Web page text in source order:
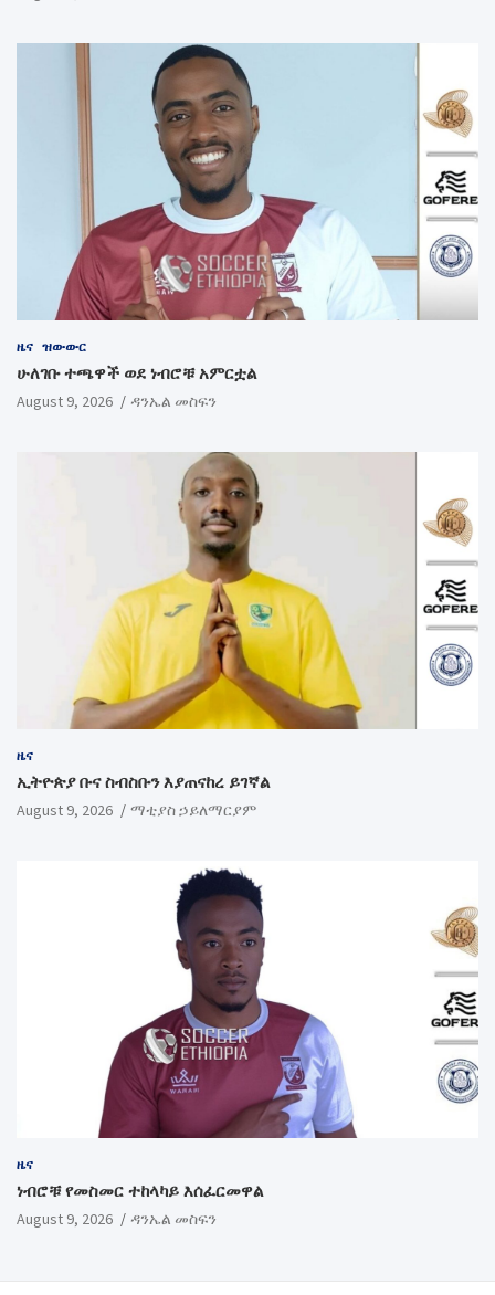
ዜና ዝውውር
ሁለገቡ ተጫዋች ወደ ነብሮቹ አምርቷል
August 9, 2026 ዳንኤል መስፍን
ዜና
ኢትዮጵያ ቡና ስብስቡን እያጠናከረ ይገኛል
August 9, 2026 ማቲያስ ኃይለማርያም
ዜና
ነብሮቹ የመስመር ተከላካይ እሰፈርመዋል
August 9, 2026 ዳንኤል መስፍን